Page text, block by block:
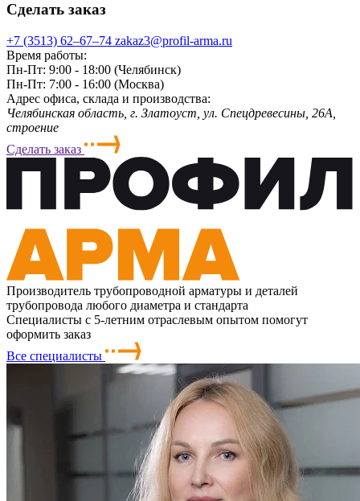
Сделать заказ
+7 (3513) 62‒67‒74 zakaz3@profil-arma.ru
Время работы:
Пн-Пт: 9:00 - 18:00 (Челябинск)
Пн-Пт: 7:00 - 16:00 (Москва)
Адрес офиса, склада и производства:
Челябинская область, г. Злaтoycт, ул. Спецдревесины, 26А,
строение
Сделать заказ
Производитель трубопроводной арматуры и деталей
трубопровода любого диаметра и стандарта
Специалисты с 5-летним отраслевым опытом помогут
оформить заказ
Все специалисты